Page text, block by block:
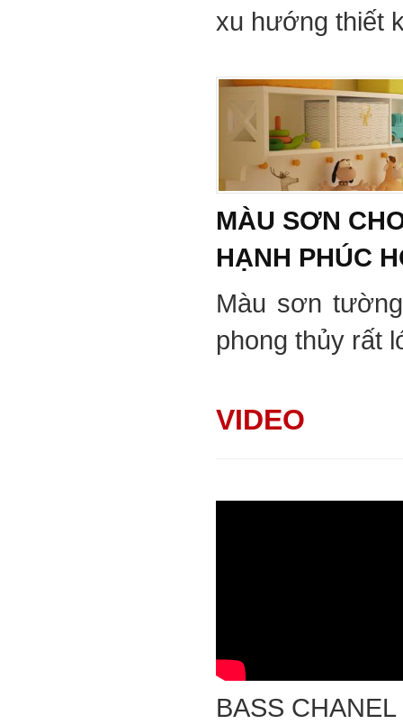
xu hướng thiết
MÀU SƠN
HẠNH PHÚC
Màu sơn
phong thủy rất
VIDEO
BASS CHANEL